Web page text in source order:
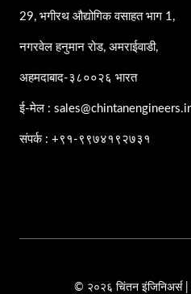
29, भगीरथ औद्योगिक वसाहत भाग 1,
नगरवेल हनुमान रोड, अमराईवाडी,
अहमदाबाद-३८००२६ भारत
ई-मेल :
संपर्क : +९१-९९७४१९२७३१
© २०२६ चिंतन इंजिनिअर्स